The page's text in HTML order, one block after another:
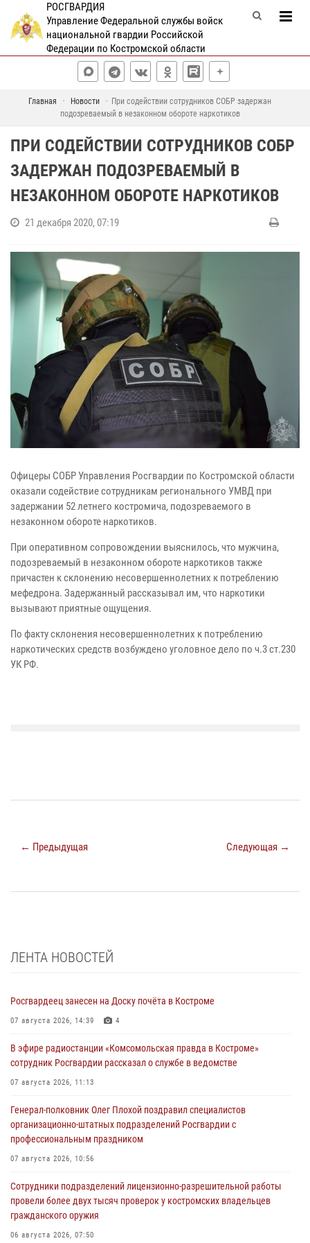
РОСГВАРДИЯ
Управление Федеральной службы войск
национальной гвардии Российской
Федерации по Костромской области
Главная Новости
При содействии сотрудников СОБР задержан
подозреваемый в незаконном обороте наркотиков
ПРИ СОДЕЙСТВИИ СОТРУДНИКОВ СОБР
ЗАДЕРЖАН ПОДОЗРЕВАЕМЫЙ В
НЕЗАКОННОМ ОБОРОТЕ НАРКОТИКОВ
21 декабря 2020, 07:19
Офицеры СОБР Управления Росгвардии по Костромской области
оказали содействие сотрудникам регионального УМВД при
задержании 52 летнего костромича, подозреваемого в
незаконном обороте наркотиков.
При оперативном сопровождении выяснилось, что мужчина,
подозреваемый в незаконном обороте наркотиков также
причастен к склонению несовершеннолетних к потреблению
мефедрона. Задержанный рассказывал им, что наркотики
вызывают приятные ощущения.
По факту склонения несовершеннолетних к потреблению
наркотических средств возбуждено уголовное дело по ч.3 ст.230
УК РФ.
← Предыдущая Следующая →
ЛЕНТА НОВОСТЕЙ
Росгвардеец занесен на Доску почёта в Костроме
07 августа 2026, 14:39 4
В эфире радиостанции «Комсомольская правда в Костроме»
сотрудник Росгвардии рассказал о службе в ведомстве
07 августа 2026, 11:13
Генерал-полковник Олег Плохой поздравил специалистов
организационно-штатных подразделений Росгвардии с
профессиональным праздником
07 августа 2026, 10:56
Сотрудники подразделений лицензионно-разрешительной работы
провели более двух тысяч проверок у костромских владельцев
гражданского оружия
06 августа 2026, 07:50